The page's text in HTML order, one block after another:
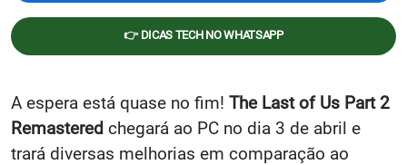
👉 DICAS TECH NO WHATSAPP
A espera está quase no fim! The Last of Us Part 2
Remastered chegará ao PC no dia 3 de abril e
trará diversas melhorias em comparação ao